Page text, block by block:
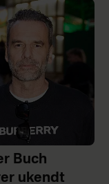
Buch
ukendt